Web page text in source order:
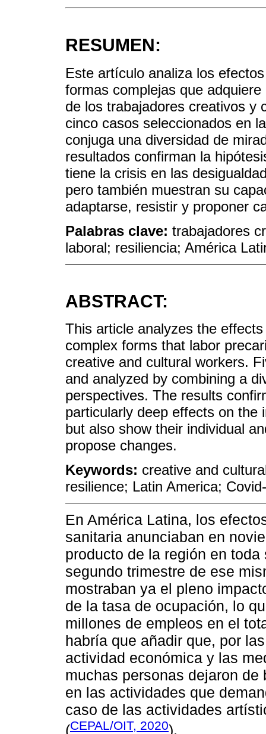
RESUMEN:
Este artículo analiza los
formas complejas que
de los trabajadores creativos y
cinco casos seleccionados en
conjuga una diversidad de
resultados confirman la
tiene la crisis en las
pero también muestran su
adaptarse, resistir y proponer
Palabras clave: trabajadores
laboral; resiliencia; América
ABSTRACT:
This article analyzes the
complex forms that labor
creative and cultural workers.
and analyzed by combining a
perspectives. The results
particularly deep effects on the
but also show their individual
propose changes.
Keywords: creative and
resilience; Latin America;
En América Latina, los
sanitaria anunciaban en
producto de la región en
segundo trimestre de ese
mostraban ya el pleno
de la tasa de ocupación, lo
millones de empleos en el
habría que añadir que, por
actividad económica y las
muchas personas dejaron
en las actividades que
caso de las actividades
(CEPAL/OIT, 2020).